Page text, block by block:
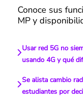
Conoce sus
MP y
Usar red 5G no
usando 4G y qué
Se alista cambio
estudiantes por